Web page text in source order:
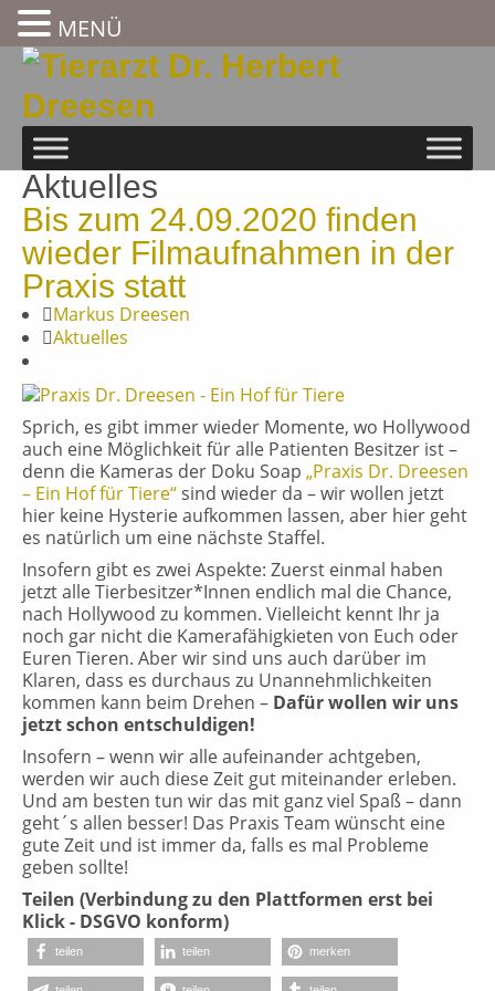
Aktuelles
Bis zum 24.09.2020 finden
wieder Filmaufnahmen in der
Praxis statt
Markus Dreesen
Aktuelles
Sprich, es gibt immer wieder Momente, wo Hollywood
auch eine Möglichkeit für alle Patienten Besitzer ist –
denn die Kameras der Doku Soap „Praxis Dr. Dreesen
– Ein Hof für Tiere“sind wieder da – wir wollen jetzt
hier keine Hysterie aufkommen lassen, aber hier geht
es natürlich um eine nächste Staffel.
Insofern gibt es zwei Aspekte: Zuerst einmal haben
jetzt alle Tierbesitzer*Innen endlich mal die Chance,
nach Hollywood zu kommen. Vielleicht kennt Ihr ja
noch gar nicht die Kamerafähigkieten von Euch oder
Euren Tieren. Aber wir sind uns auch darüber im
Klaren, dass es durchaus zu Unannehmlichkeiten
kommen kann beim Drehen – Dafür wollen wir uns
jetzt schon entschuldigen!
Insofern – wenn wir alle aufeinander achtgeben,
werden wir auch diese Zeit gut miteinander erleben.
Und am besten tun wir das mit ganz viel Spaß – dann
geht´s allen besser! Das Praxis Team wünscht eine
gute Zeit und ist immer da, falls es mal Probleme
geben sollte!
Teilen (Verbindung zu den Plattformen erst bei
Klick - DSGVO konform)
teilen teilen merken
MENÜ